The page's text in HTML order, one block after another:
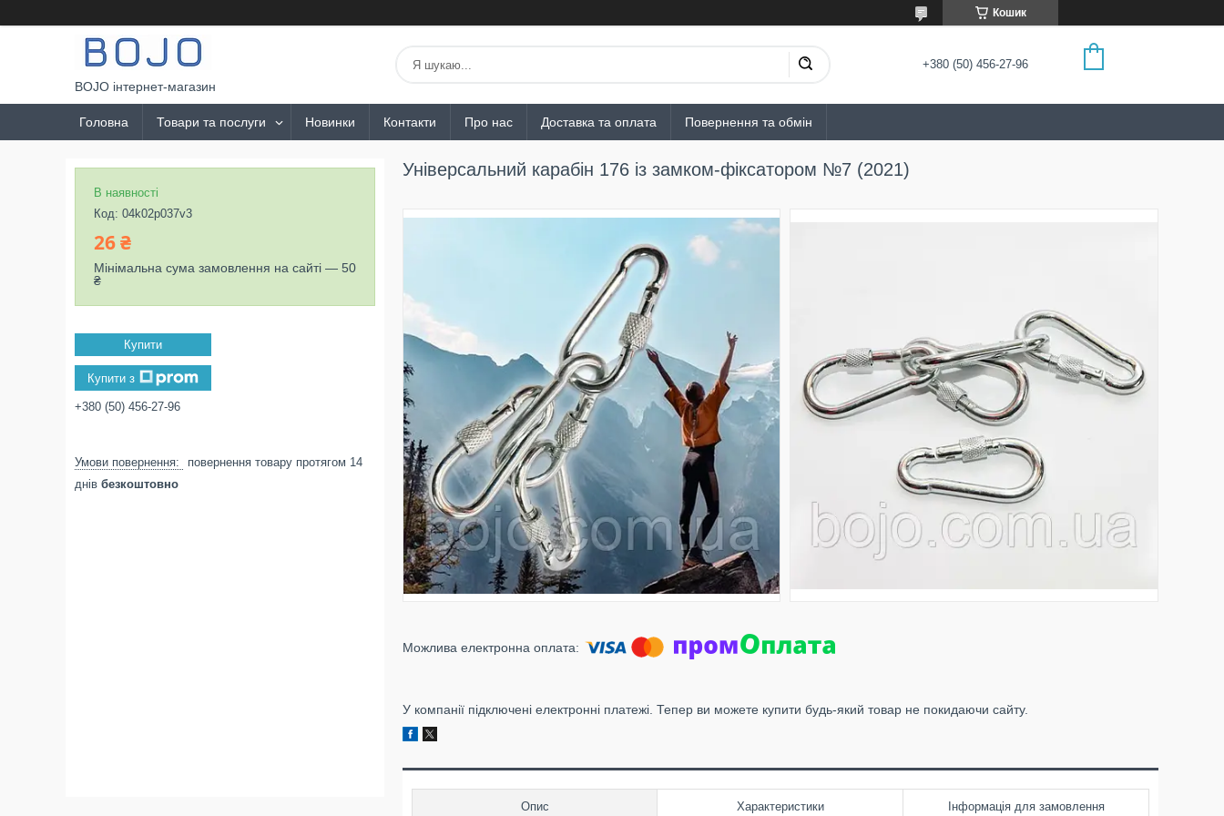
Кошик
BOJO інтернет-магазин
+380 (50) 456-27-96
Головна Товари та послуги Новинки Контакти Про нас Доставка та оплата Повернення та обмін
Універсальний карабін 176 із замком-фіксатором №7 (2021)
У компанії підключені електронні платежі. Тепер ви можете купити будь-який товар не покидаючи сайту.
Опис Характеристики Інформація для замовлення
В наявності
Код: 04k02p037v3
26 ₴
Мінімальна сума замовлення на сайті — 50
₴
Купити
Купити з
+380 (50) 456-27-96
повернення товару протягом 14
днів безкоштовно